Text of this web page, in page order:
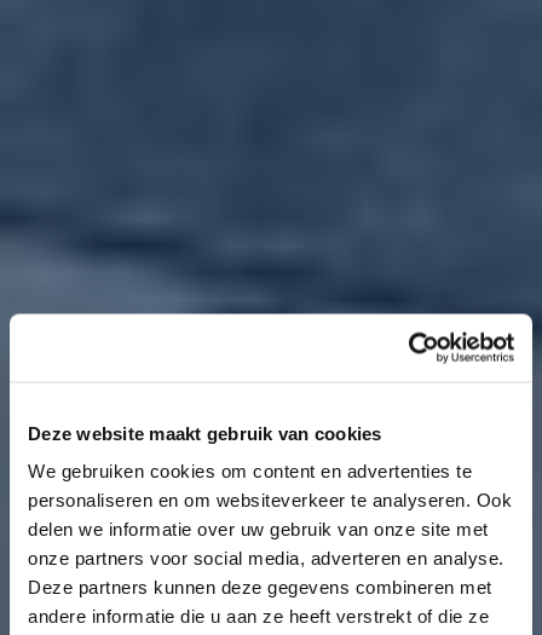
Deze website maakt gebruik van cookies
We gebruiken cookies om content en advertenties te
personaliseren en om websiteverkeer te analyseren. Ook
delen we informatie over uw gebruik van onze site met
onze partners voor social media, adverteren en analyse.
Deze partners kunnen deze gegevens combineren met
andere informatie die u aan ze heeft verstrekt of die ze